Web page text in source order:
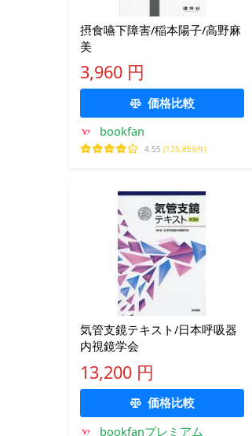
摂食嚥下障害/稲本陽子/高野麻
美
3,960 円
価格比較
bookfan
4.55 (125,859件)
気管支鏡テキスト/日本呼吸器
内視鏡学会
13,200 円
価格比較
bookfanプレミアム